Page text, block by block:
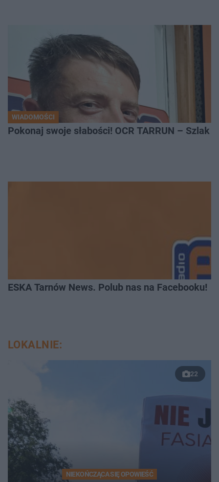
WIADOMOŚCI
Pokonaj swoje słabości! OCR TARRUN – Szlak
ESKA Tarnów News. Polub nas na Facebooku!
LOKALNIE:
22
NIEKOŃCZĄCA SIĘ OPOWIEŚĆ